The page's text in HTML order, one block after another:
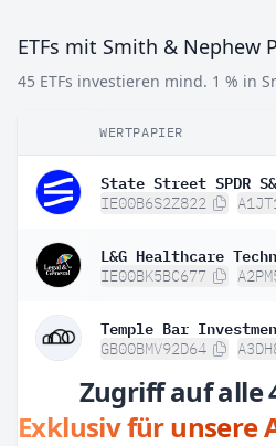
ETFs mit Smith & Nephew
45 ETFs investieren mind. 1 % in
WERTPAPIER
IE00B6S2Z822
IE00BK5BC677
Temple Bar
GB00BMV92D64
Zugriff auf alle
Exklusiv für unsere